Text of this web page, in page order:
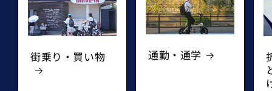
街乗り・買い物 通勤・通学